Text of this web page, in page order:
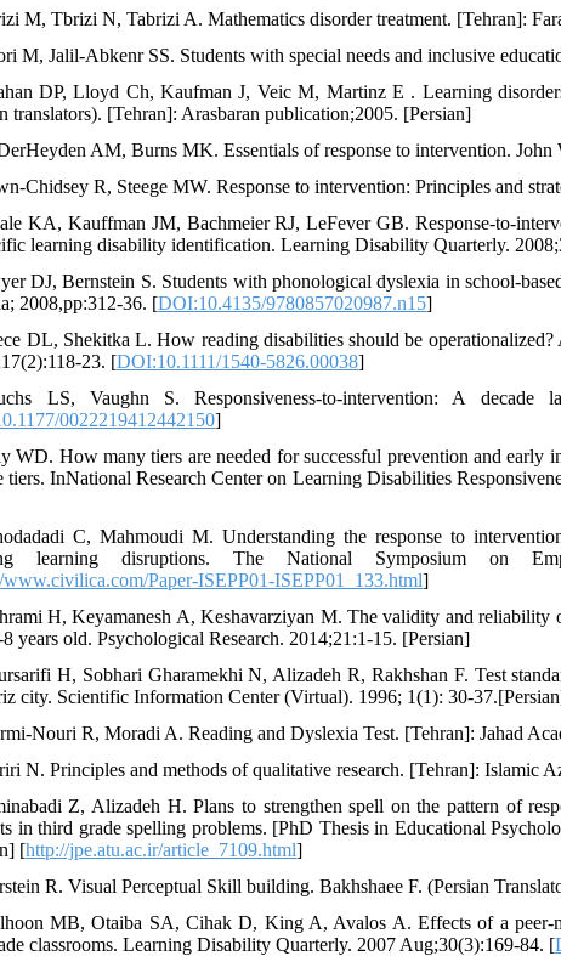
M, Tbrizi N, Tabrizi A. Mathematics disorder treatment. [Tehran]:
M, Jalil-Abkenr SS. Students with special needs and inclusive
DP, Lloyd Ch, Kaufman J, Veic M, Martinz E . Learning
translators). [Tehran]: Arasbaran publication;2005. [Persian]
AM, Burns MK. Essentials of response to intervention. John
Chidsey R, Steege MW. Response to intervention: Principles and
KA, Kauffman JM, Bachmeier RJ, LeFever GB. Response-to-
learning disability identification. Learning Disability Quarterly.
DJ, Bernstein S. Students with phonological dyslexia in school-
2008,pp:312-36. [DOI:10.4135/9780857020987.n15]
DL, Shekitka L. How reading disabilities should be
23. [DOI:10.1111/1540-5826.00038]
LS, Vaughn S. Responsiveness-to-intervention: A decade
0022219412442150]
WD. How many tiers are needed for successful prevention and
tiers. InNational Research Center on Learning Disabilities
C, Mahmoudi M. Understanding the response to
learning disruptions. The National Symposium on
www.civilica.com/Paper-ISEPP01-ISEPP01_133.html]
H, Keyamanesh A, Keshavarziyan M. The validity and reliability
8 years old. Psychological Research. 2014;21:1-15. [Persian]
H, Sobhari Gharamekhi N, Alizadeh R, Rakhshan F. Test
city. Scientific Information Center (Virtual). 1996; 1(1): 30-
Nouri R, Moradi A. Reading and Dyslexia Test. [Tehran]: Jahad
N. Principles and methods of qualitative research. [Tehran]: Islamic
Z, Alizadeh H. Plans to strengthen spell on the pattern of
in third grade spelling problems. [PhD Thesis in Educational
[http://jpe.atu.ac.ir/article_7109.html]
R. Visual Perceptual Skill building. Bakhshaee F. (Persian
MB, Otaiba SA, Cihak D, King A, Avalos A. Effects of a
classrooms. Learning Disability Quarterly. 2007 Aug;30(3):169-84. [